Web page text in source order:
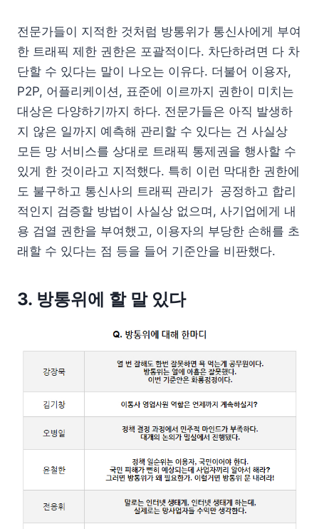
전문가들이 지적한 것처럼 방통위가 통신사에게 부여
한 트래픽 제한 권한은 포괄적이다. 차단하려면 다 차
단할 수 있다는 말이 나오는 이유다. 더불어 이용자,
P2P, 어플리케이션, 표준에 이르까지 권한이 미치는
대상은 다양하기까지 하다. 전문가들은 아직 발생하
지 않은 일까지 예측해 관리할 수 있다는 건 사실상
모든 망 서비스를 상대로 트래픽 통제권을 행사할 수
있게 한 것이라고 지적했다. 특히 이런 막대한 권한에
도 불구하고 통신사의 트래픽 관리가 공정하고 합리
적인지 검증할 방법이 사실상 없으며, 사기업에게 내
용 검열 권한을 부여했고, 이용자의 부당한 손해를 초
래할 수 있다는 점 등을 들어 기준안을 비판했다.
3. 방통위에 할 말 있다